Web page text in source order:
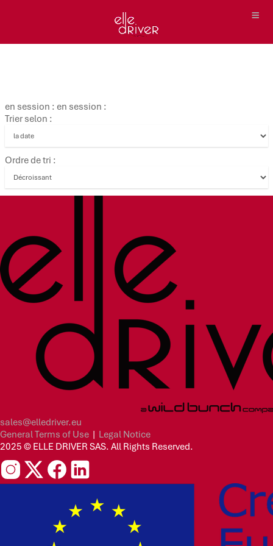
en session : en session :
Trier selon :
Ordre de tri :
sales@elledriver.eu
General Terms of Use | Legal Notice
2025 © ELLE DRIVER SAS. All Rights Reserved.